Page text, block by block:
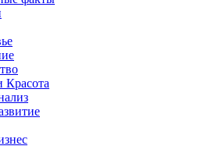
Красота